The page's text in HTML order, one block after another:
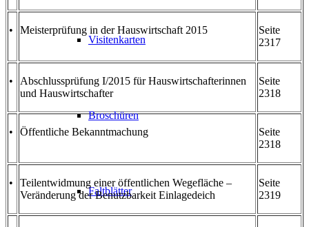
Visitenkarten
Broschüren
Faltblätter
• Meisterprüfung in der Hauswirtschaft 2015
Seite
2317
•
Abschlussprüfung I/2015 für Hauswirtschafterinnen
und Hauswirtschafter
Seite
2318
• Öffentliche Bekanntmachung
Seite
2318
•
Teilentwidmung einer öffentlichen Wegefläche –
Veränderung der Benutzbarkeit Einlagedeich
Seite
2319